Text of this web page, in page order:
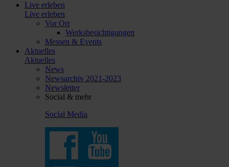
Live erleben
Live erleben
Vor Ort
Werksbesichtigungen
Messen & Events
Aktuelles
Aktuelles
News
Newsarchiv 2021-2023
Newsletter
Social & mehr
Social Media